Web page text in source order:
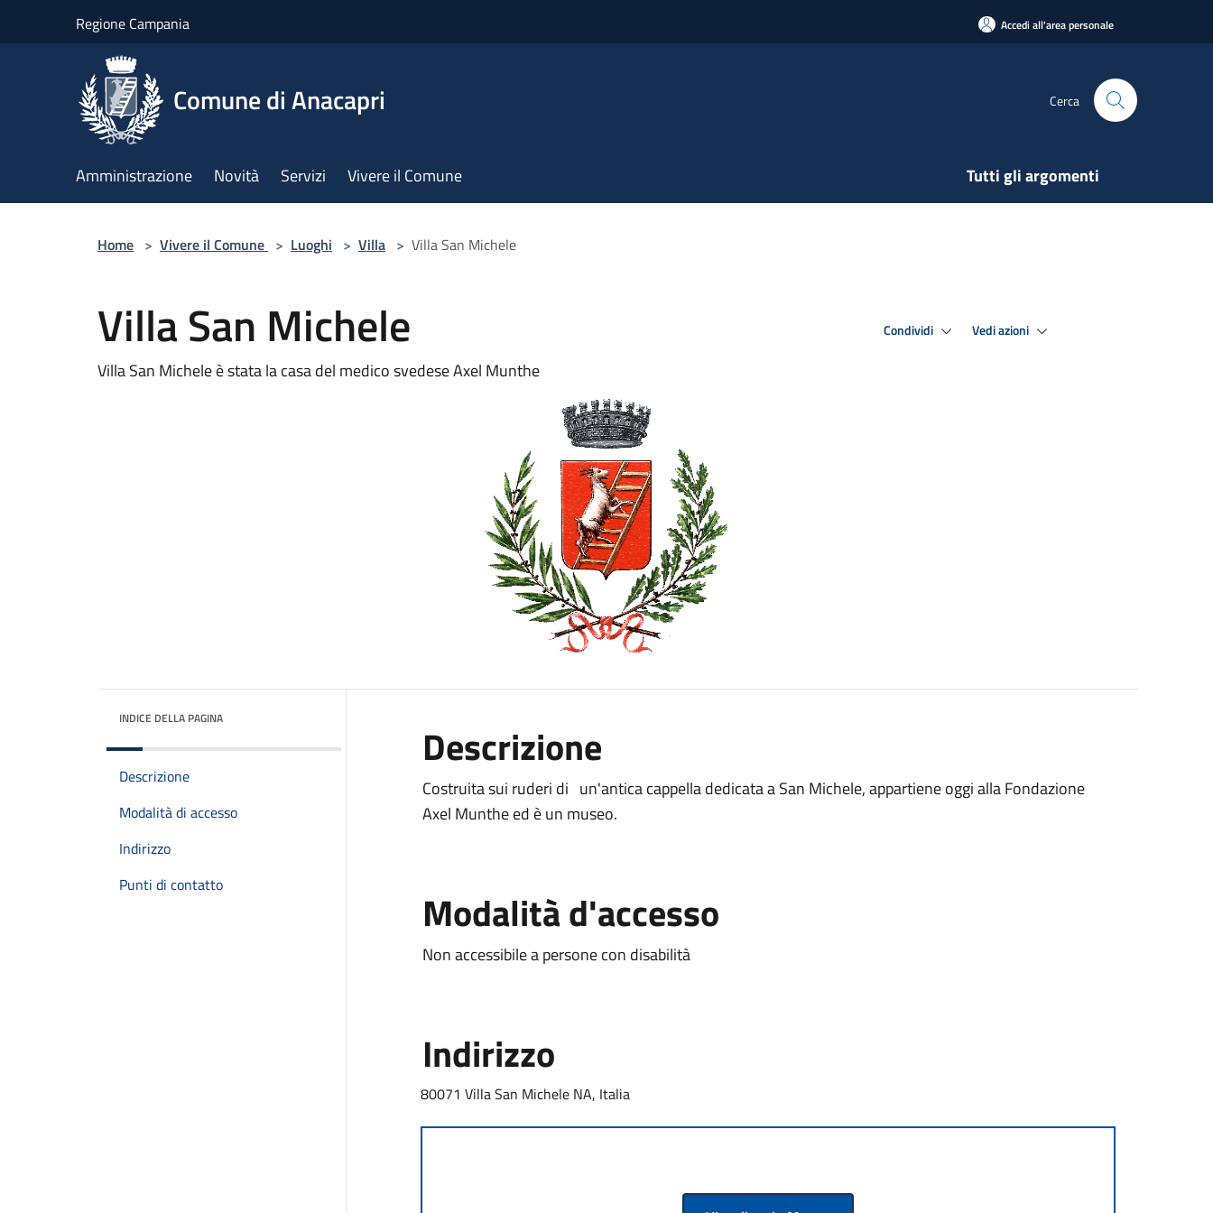
Regione Campania Accedi all'area personale
Comune di Anacapri Cerca
Amministrazione Novità Servizi Vivere il Comune Tutti gli argomenti
Home > Vivere il Comune > Luoghi > Villa > Villa San Michele
Villa San Michele
Villa San Michele è stata la casa del medico svedese Axel Munthe
Condividi Vedi azioni
INDICE DELLA PAGINA
Descrizione
Modalità di accesso
Indirizzo
Punti di contatto
Descrizione
Costruita sui ruderi di un'antica cappella dedicata a San Michele, appartiene oggi alla Fondazione
Axel Munthe ed è un museo.
Modalità d'accesso
Non accessibile a persone con disabilità
Indirizzo
80071 Villa San Michele NA, Italia